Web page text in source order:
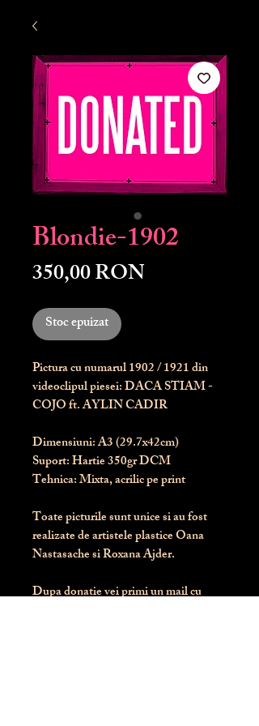
Blondie-1902
350,00 RONPreț
Stoc epuizat
Pictura cu numarul1902/ 1921 din
videoclipul piesei: DACA STIAM -
COJO ft. AYLIN CADIR
Dimensiuni: A3 (29.7x42cm)
Suport: Hartie 350gr DCM
Tehnica: Mixta, acrilic pe print
Toate picturile sunt unice si au fost
realizate de artistele plastice Oana
Nastasache si Roxana Ajder.
Dupa donatie vei primi un mail cu